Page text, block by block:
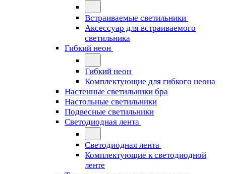
Встраиваемые светильники
Аксессуар для встраиваемого
светильника
Гибкий неон
Гибкий неон
Комплектующие для гибкого неона
Настенные светильники бра
Настольные светильники
Подвесные светильники
Светодиодная лента
Светодиодная лента
Комплектующие к светодиодной
ленте